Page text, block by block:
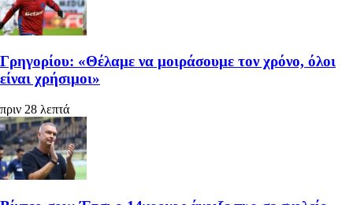
Γρηγορίου: «Θέλαμε να μοιράσουμε τον χρόνο, όλοι
είναι χρήσιμοι»
πριν 28 λεπτά